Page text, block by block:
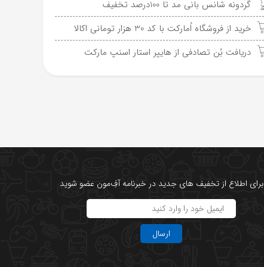
گردونه شانس بانی مد تا 100درصد تخفیف
خرید از فروشگاه اُمارکت با کد 30 هزار تومانی اکالا
دریافت بُن تصادفی از هایپر استار اسنپ مارکت
برای اطلاع از تخفیف های جدید در خبرنامه آفِ‌مون عضو شوید
ارسال